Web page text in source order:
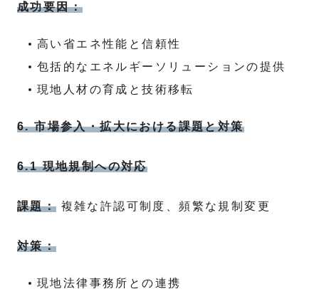
成功要因：
高い省エネ性能と信頼性
包括的なエネルギーソリューションの提供
現地人材の育成と技術移転
6. 市場参入・拡大における課題と対策
6.1 現地規制への対応
課題： 複雑な許認可制度、頻繁な規制変更
対策：
現地法律事務所との連携